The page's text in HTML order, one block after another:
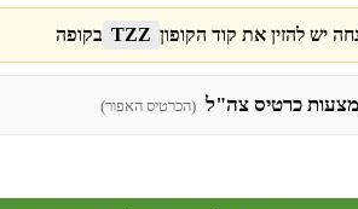
יש להזין את קוד הקופון TZZ בקופה
כרטיס צה"ל (הכרטיס האפור)